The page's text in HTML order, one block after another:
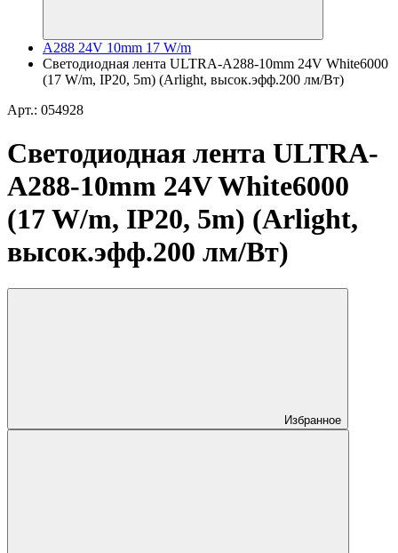
A288 24V 10mm 17 W/m
Светодиодная лента ULTRA-A288-10mm 24V White6000
(17 W/m, IP20, 5m) (Arlight, высок.эфф.200 лм/Вт)
Арт.: 054928
Светодиодная лента ULTRA-
A288-10mm 24V White6000
(17 W/m, IP20, 5m) (Arlight,
высок.эфф.200 лм/Вт)
Избранное